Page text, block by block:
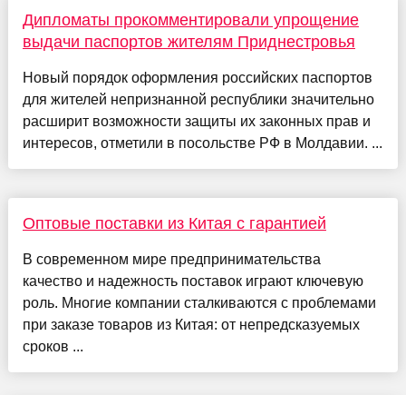
Дипломаты прокомментировали упрощение
выдачи паспортов жителям Приднестровья
Новый порядок оформления российских паспортов
для жителей непризнанной республики значительно
расширит возможности защиты их законных прав и
интересов, отметили в посольстве РФ в Молдавии. ...
Оптовые поставки из Китая с гарантией
В современном мире предпринимательства
качество и надежность поставок играют ключевую
роль. Многие компании сталкиваются с проблемами
при заказе товаров из Китая: от непредсказуемых
сроков ...